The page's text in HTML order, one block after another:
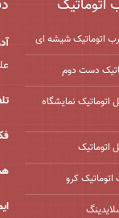
اتوماتیک شیشه ‌ای
دست دوم
نمایشگاه
اتوماتیک
کرو